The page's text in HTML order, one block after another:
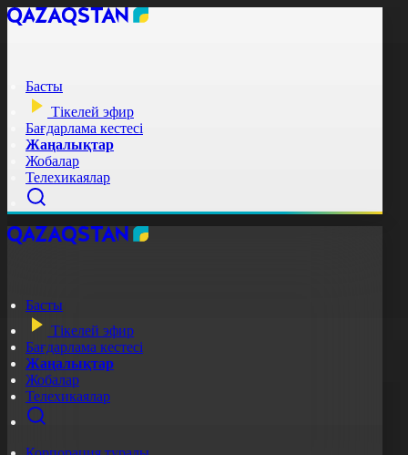
Басты
Тікелей эфир
Бағдарлама кестесі
Жаңалықтар
Жобалар
Телехикаялар
Басты
Тікелей эфир
Бағдарлама кестесі
Жаңалықтар
Жобалар
Телехикаялар